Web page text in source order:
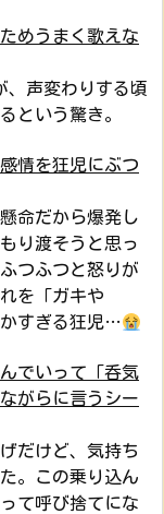
めうまく歌えな
、声変わりする頃
という驚き。
情を狂児にぶつ
命だから爆発し
り渡そうと思っ
つふつと怒りが
を「ガキや
すぎる狂児…
でいって「呑気
がらに言うシー
だけど、気持ち
。この乗り込ん
て呼び捨てにな